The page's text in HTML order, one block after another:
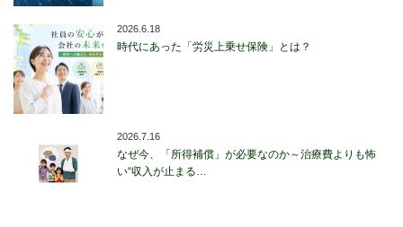
2026.6.18
時代にあった「労災上乗せ保険」とは？
2026.7.16
なぜ今、「所得補償」が必要なのか～治療費よりも怖
い“収入が止まる…